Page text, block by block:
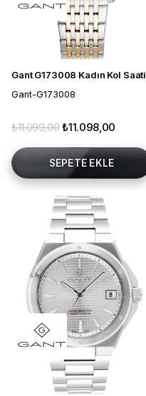
Gant G173008 Kadın Kol Saati
Gant-G173008
₺11.098,00
₺11.099,00
SEPETE EKLE